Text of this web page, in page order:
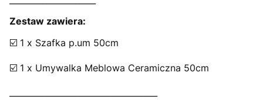
Zestaw zawiera:
☑️ 1 x Szafka p.um 50cm
☑️ 1 x Umywalka Meblowa Ceramiczna 50cm